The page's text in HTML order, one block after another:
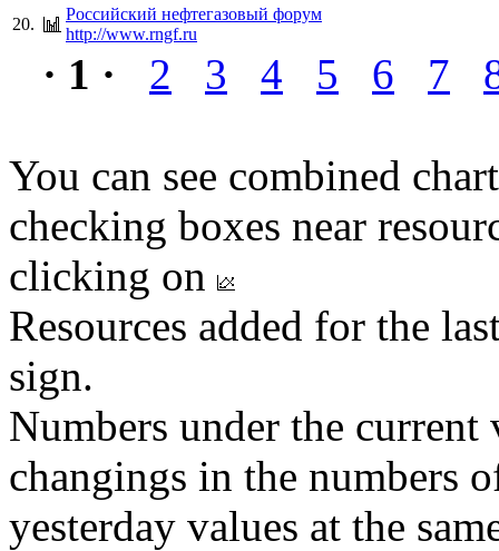
20.
Российский нефтегазовый форум
http://www.rngf.ru
· 1 · 2 3 4 5 6 7
You can see combined
checking boxes near
clicking on
Resources added for the
sign.
Numbers under the
changings in the numbers
yesterday values at the